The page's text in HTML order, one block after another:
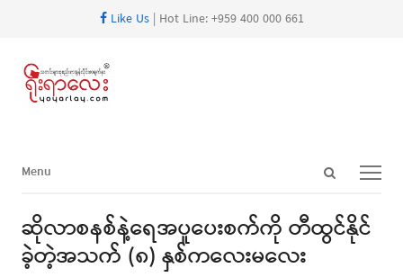
Like Us| Hot Line: +959 400 000 661
Open
panel
Menu
Menu
ဆိုလာစနစ်နဲ့ရေအပူပေးစက်ကို တီထွင်နိုင်
ခဲ့တဲ့အသက် (၈) နှစ်ကလေးမလေး